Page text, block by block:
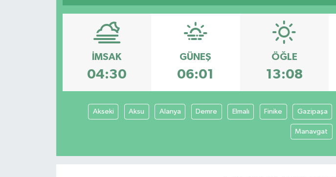
İMSAK
04:30
GÜNEŞ
06:01
ÖĞLE
13:08
Akseki Aksu Alanya Demre Elmalı Finike Gazipaşa
Manavgat